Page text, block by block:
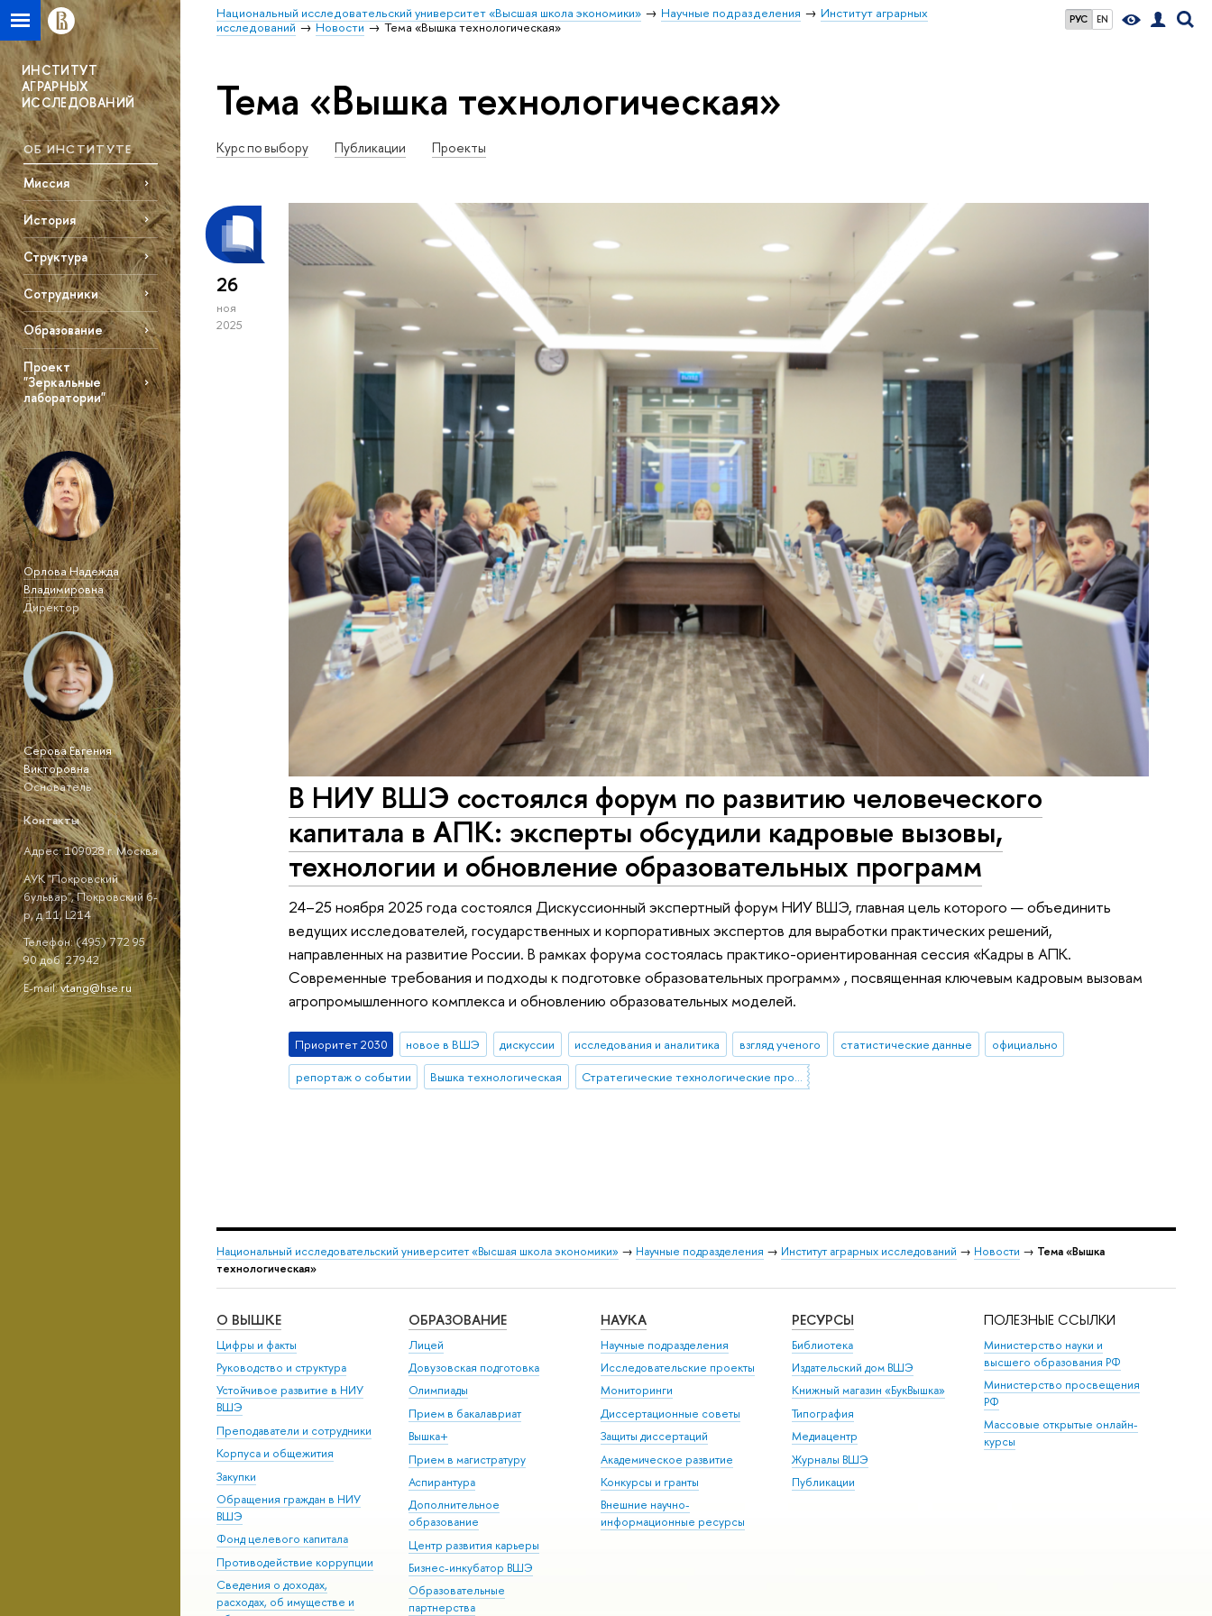
РУС EN
Национальный исследовательский университет «Высшая школа экономики» Научные подразделения
Институт аграрных
исследований
Новости Тема «Вышка технологическая»
ИНСТИТУТ
АГРАРНЫХ
ИССЛЕДОВАНИЙ
ОБ ИНСТИТУТЕ
Миссия
История
Структура
Сотрудники
Образование
Проект
"Зеркальные
лаборатории"
Орлова Надежда
Владимировна
Директор
Серова Евгения
Викторовна
Основатель
Контакты
Адрес: 109028 г. Москва
АУК "Покровский
бульвар", Покровский б-
р, д.11, L214
Телефон: (495) 772 95
90 доб. 27942
E-mail:vtang@hse.ru
Тема «Вышка технологическая»
Курс по выбору Публикации Проекты
26
ноя
2025
В НИУ ВШЭ состоялся форум по развитию человеческого
капитала в АПК: эксперты обсудили кадровые вызовы,
технологии и обновление образовательных программ
24–25 ноября 2025 года состоялся Дискуссионный экспертный форум НИУ ВШЭ, главная цель которого — объединить
ведущих исследователей, государственных и корпоративных экспертов для выработки практических решений,
направленных на развитие России. В рамках форума состоялась практико-ориентированная сессия «Кадры в АПК.
Современные требования и подходы к подготовке образовательных программ» , посвященная ключевым кадровым вызовам
агропромышленного комплекса и обновлению образовательных моделей.
Приоритет 2030 новое в ВШЭ дискуссии исследования и аналитика взгляд ученого статистические данные
официально
репортаж о событии
Вышка технологическая Стратегические технологические проекты
Национальный исследовательский университет «Высшая школа экономики» → Научные подразделения → Институт аграрных исследований → Новости → Тема «Вышка
технологическая»
О ВЫШКЕ
Цифры и факты
Руководство и структура
Устойчивое развитие в НИУ
ВШЭ
Преподаватели и сотрудники
Корпуса и общежития
Закупки
Обращения граждан в НИУ
ВШЭ
Фонд целевого капитала
Противодействие коррупции
Сведения о доходах,
расходах, об имуществе и
ОБРАЗОВАНИЕ
Лицей
Довузовская подготовка
Олимпиады
Прием в бакалавриат
Вышка+
Прием в магистратуру
Аспирантура
Дополнительное
образование
Центр развития карьеры
Бизнес-инкубатор ВШЭ
Образовательные
партнерства
НАУКА
Научные подразделения
Исследовательские проекты
Мониторинги
Диссертационные советы
Защиты диссертаций
Академическое развитие
Конкурсы и гранты
Внешние научно-
информационные ресурсы
РЕСУРСЫ
Библиотека
Издательский дом ВШЭ
Книжный магазин «БукВышка»
Типография
Медиацентр
Журналы ВШЭ
Публикации
ПОЛЕЗНЫЕ ССЫЛКИ
Министерство науки и
высшего образования РФ
Министерство просвещения
РФ
Массовые открытые онлайн-
курсы